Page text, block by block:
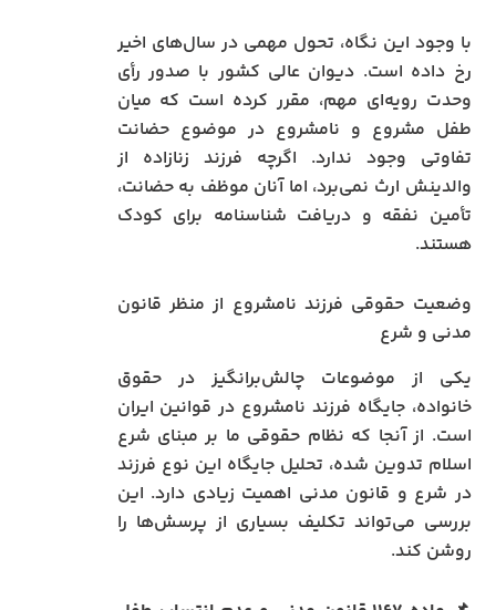
با وجود این نگاه، تحول مهمی در سال‌های اخیر
رخ داده است. دیوان عالی کشور با صدور رأی
وحدت رویه‌ای مهم، مقرر کرده است که میان
طفل مشروع و نامشروع در موضوع حضانت
تفاوتی وجود ندارد. اگرچه فرزند زنازاده از
والدینش ارث نمی‌برد، اما آنان موظف به حضانت،
تأمین نفقه و دریافت شناسنامه برای کودک
هستند.
وضعیت حقوقی فرزند نامشروع از منظر قانون
مدنی و شرع
یکی از موضوعات چالش‌برانگیز در حقوق
خانواده، جایگاه فرزند نامشروع در قوانین ایران
است. از آنجا که نظام حقوقی ما بر مبنای شرع
اسلام تدوین شده، تحلیل جایگاه این نوع فرزند
در شرع و قانون مدنی اهمیت زیادی دارد. این
بررسی می‌تواند تکلیف بسیاری از پرسش‌ها را
روشن کند.